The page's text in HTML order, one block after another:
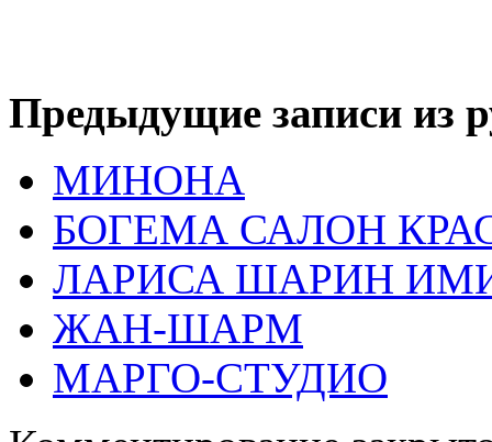
Предыдущие записи из
МИНОНА
БОГЕМА САЛОН
ЛАРИСА ШАРИН
ЖАН-ШАРМ
МАРГО-СТУДИО